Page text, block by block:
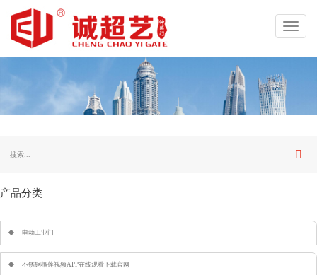
产品分类
电动工业门
不锈钢榴莲视频APP在线观看下载官网